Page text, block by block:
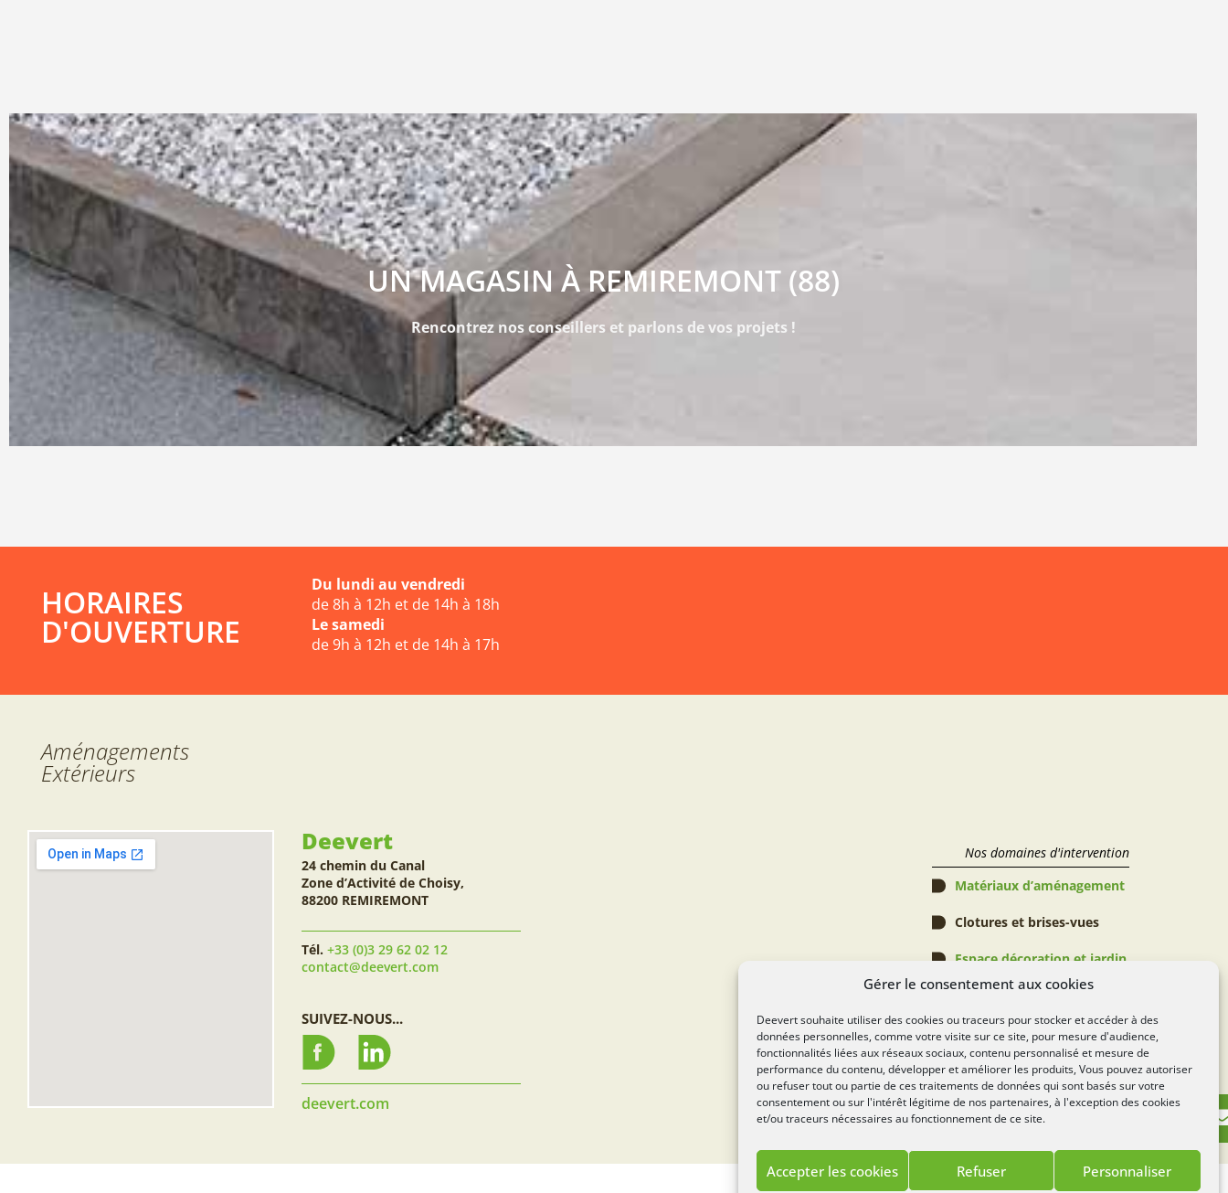
Gérer le consentement aux cookies
Deevert souhaite utiliser des cookies ou traceurs pour stocker et accéder à des
données personnelles, comme votre visite sur ce site, pour mesure d'audience,
fonctionnalités liées aux réseaux sociaux, contenu personnalisé et mesure de
performance du contenu, développer et améliorer les produits, Vous pouvez autoriser
ou refuser tout ou partie de ces traitements de données qui sont basés sur votre
consentement ou sur l'intérêt légitime de nos partenaires, à l'exception des cookies
et/ou traceurs nécessaires au fonctionnement de ce site.
Accepter les cookies Refuser Personnaliser
UN MAGASIN À REMIREMONT (88)
Rencontrez nos conseillers et parlons de vos projets !
HORAIRES
D'OUVERTURE
Du lundi au vendredi
de 8h à 12h et de 14h à 18h
Le samedi
de 9h à 12h et de 14h à 17h
Aménagements
Extérieurs
Deevert
24 chemin du Canal
Zone d’Activité de Choisy,
88200 REMIREMONT
Tél. +33 (0)3 29 62 02 12
contact@deevert.com
SUIVEZ-NOUS...
deevert.com
Nos domaines d'intervention
Matériaux d’aménagement
Clotures et brises-vues
Espace décoration et jardin
Piscines
Espace verts
Règlement Concours